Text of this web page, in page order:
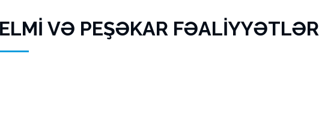
ELMİ VƏ PEŞƏKAR FƏALİYYƏTLƏR